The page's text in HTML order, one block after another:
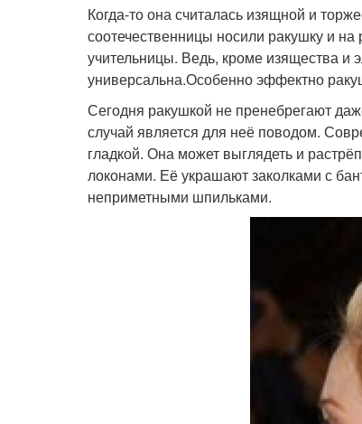
Когда-то она считалась изящной и
соотечественницы носили ракушку и
учительницы. Ведь, кроме изящества и
универсальна.Особенно эффектно
Сегодня ракушкой не пренебрегают
случай является для неё поводом.
гладкой. Она может выглядеть и
локонами. Её украшают заколками с
неприметными шпильками.